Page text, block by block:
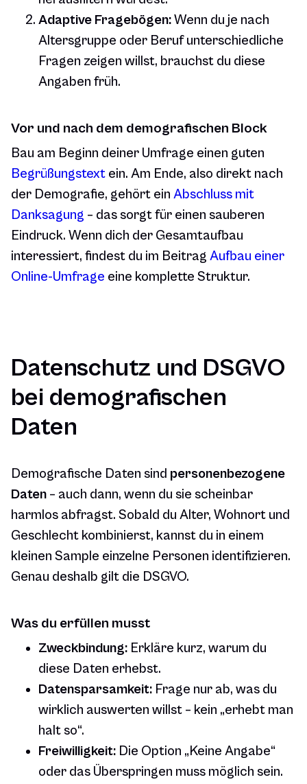
Adaptive Fragebögen:Wenn du je nach
Altersgruppe oder Beruf unterschiedliche
Fragen zeigen willst, brauchst du diese
Angaben früh.
Vor und nach dem demografischen Block
Bau am Beginn deiner Umfrage einen guten
Begrüßungstext ein. Am Ende, also direkt nach
der Demografie, gehört ein Abschluss mit
Danksagung – das sorgt für einen sauberen
Eindruck. Wenn dich der Gesamtaufbau
interessiert, findest du im Beitrag Aufbau einer
Online-Umfrage eine komplette Struktur.
Datenschutz und DSGVO
bei demografischen
Daten
Demografische Daten sind personenbezogene
Daten – auch dann, wenn du sie scheinbar
harmlos abfragst. Sobald du Alter, Wohnort und
Geschlecht kombinierst, kannst du in einem
kleinen Sample einzelne Personen identifizieren.
Genau deshalb gilt die DSGVO.
Was du erfüllen musst
Zweckbindung: Erkläre kurz, warum du
diese Daten erhebst.
Datensparsamkeit: Frage nur ab, was du
wirklich auswerten willst – kein „erhebt man
halt so“.
Freiwilligkeit: Die Option „Keine Angabe“
oder das Überspringen muss möglich sein.